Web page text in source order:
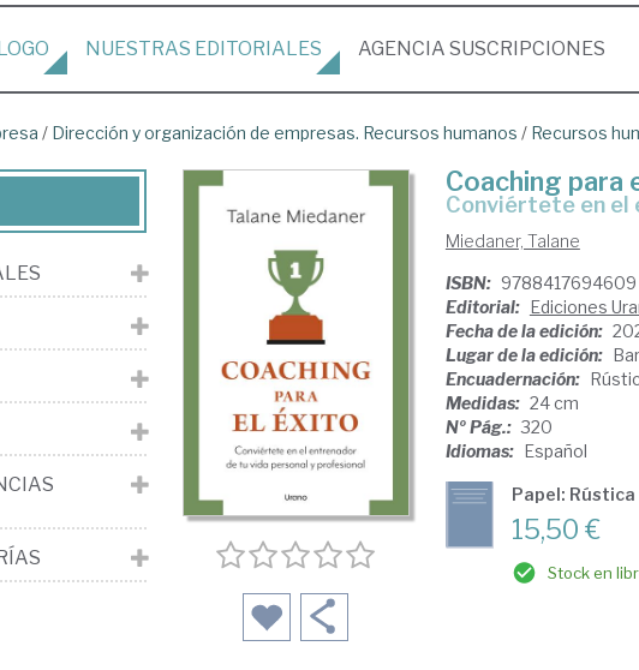
NUESTRAS EDITORIALES AGENCIA SUSCRIPCIONES
/ Dirección y organización de empresas. Recursos humanos / Recursos
Coaching para
conviértete en
Miedaner, Talane
ISBN: 9788417694609
Editorial: Ediciones
Fecha de la edición:
Lugar de la edición:
Encuadernación:
Medidas: 24 cm
Nº Pág.: 320
Idiomas: Español
Papel: Rústica
15,50 €
Stock en